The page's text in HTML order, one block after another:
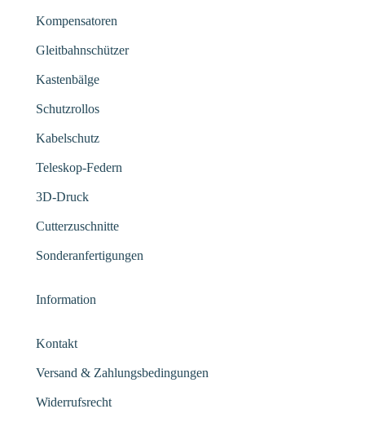
Kompensatoren
Gleitbahnschützer
Kastenbälge
Schutzrollos
Kabelschutz
Teleskop-Federn
3D-Druck
Cutterzuschnitte
Sonderanfertigungen
Information
Kontakt
Versand & Zahlungsbedingungen
Widerrufsrecht